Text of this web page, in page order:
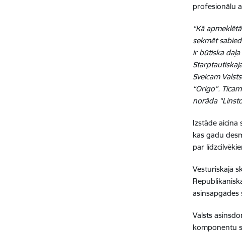
profesionālu
“Kā
sekmēt
ir būtiska
Sveicam
“Origo”.
norāda
Izstāde aicina
kas gadu
par
Vēsturiskajā
asinsapgādes
Valsts
komponentu